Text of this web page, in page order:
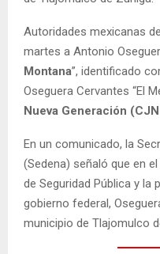
Autoridades mexicanas
martes a Antonio
Montana”, identificado
Oseguera Cervantes “El
Nueva Generación
En un comunicado, la
(Sedena) señaló que en
de Seguridad Pública y la
gobierno federal,
municipio de Tlajomulco